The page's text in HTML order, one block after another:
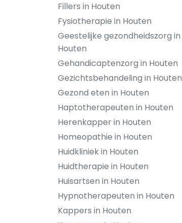
Fillers in Houten
Fysiotherapie in Houten
Geestelijke gezondheidszorg in
Houten
Gehandicaptenzorg in Houten
Gezichtsbehandeling in Houten
Gezond eten in Houten
Haptotherapeuten in Houten
Herenkapper in Houten
Homeopathie in Houten
Huidkliniek in Houten
Huidtherapie in Houten
Huisartsen in Houten
Hypnotherapeuten in Houten
Kappers in Houten